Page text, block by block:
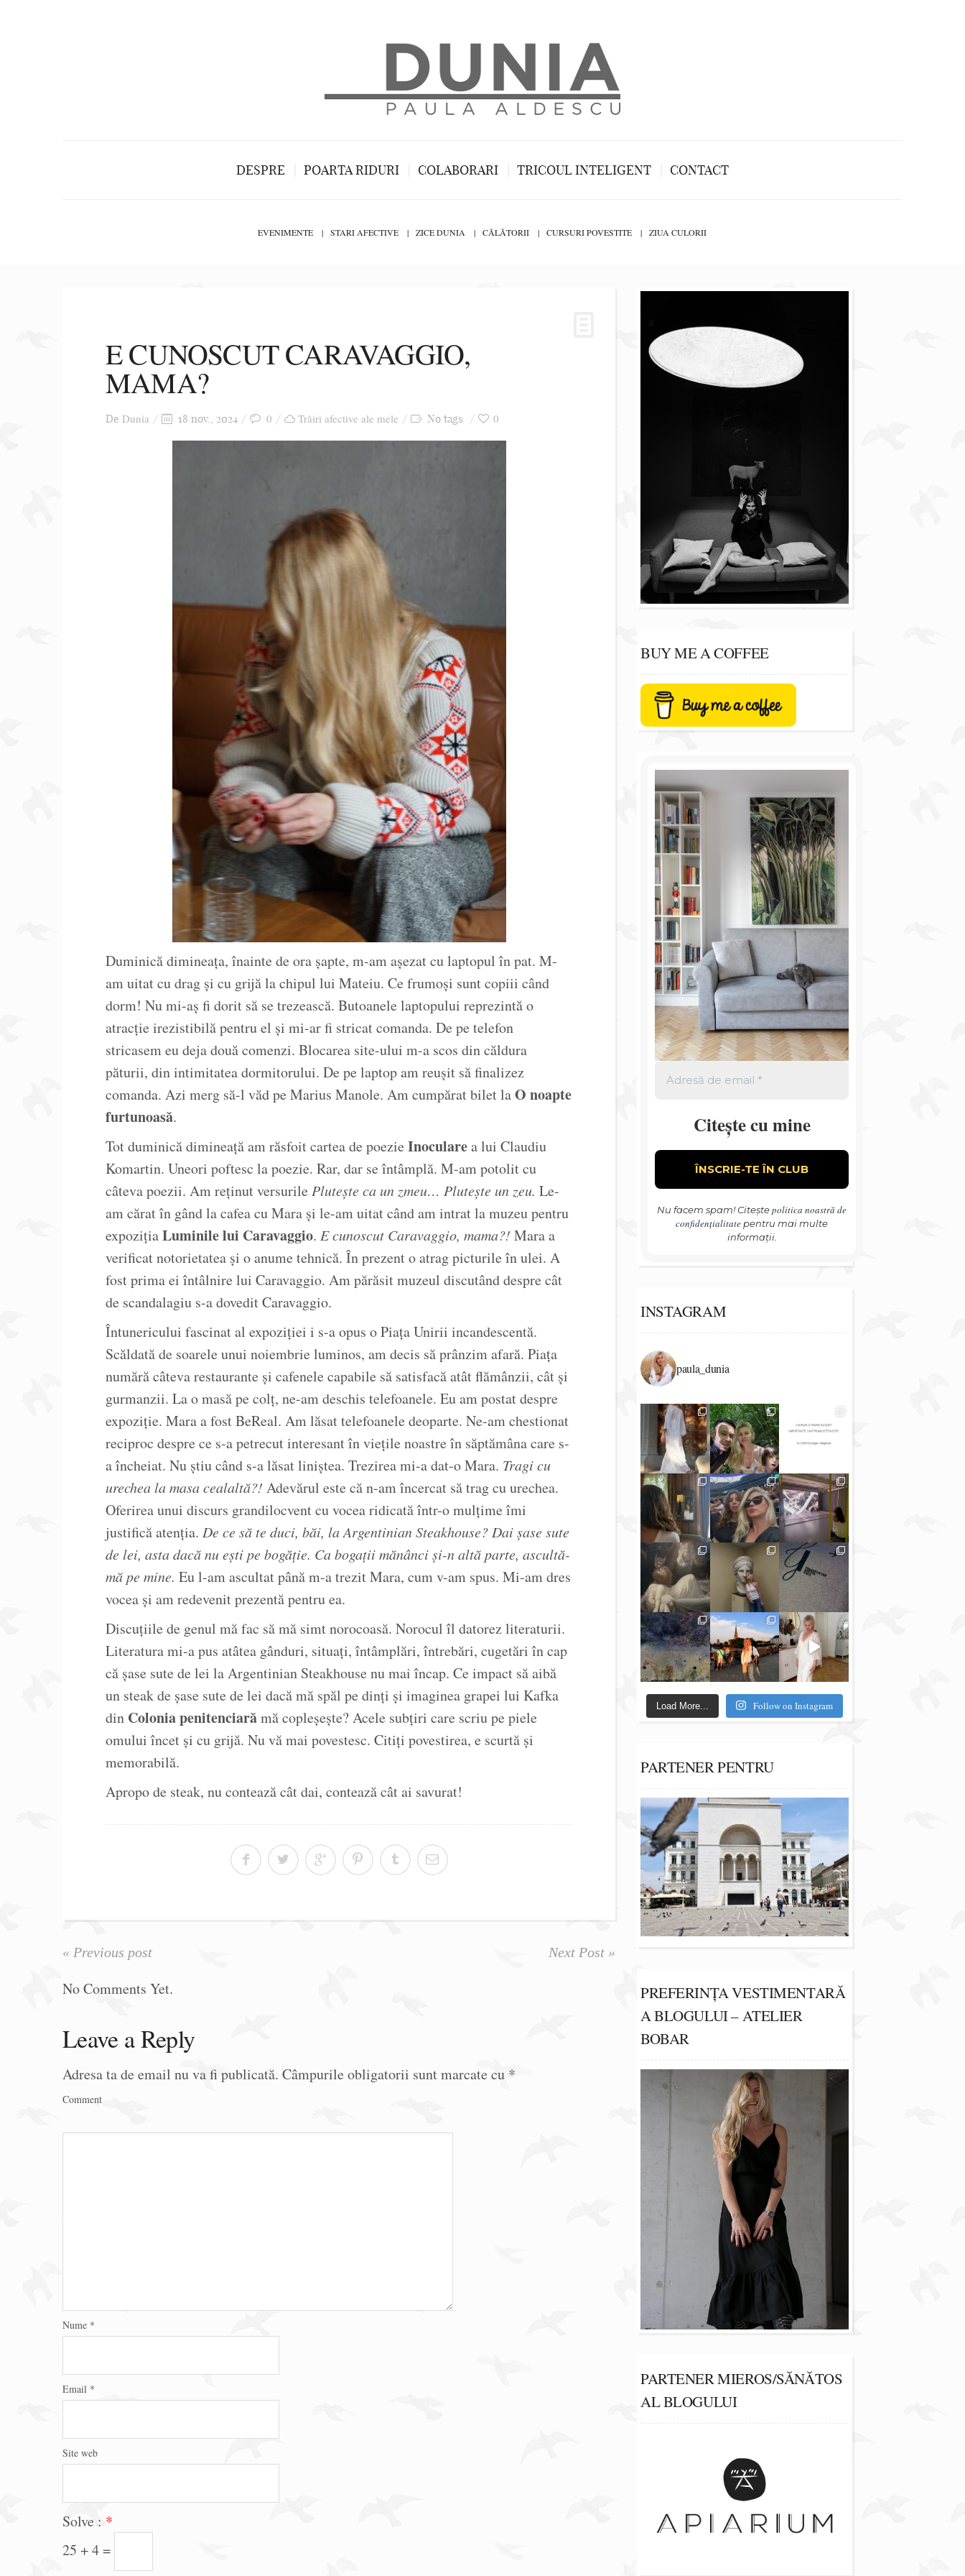
DESPRE POARTA RIDURI COLABORARI TRICOUL INTELIGENT CONTACT
EVENIMENTE STARI AFECTIVE ZICE DUNIA CĂLĂTORII CURSURI POVESTITE ZIUA CULORII
E CUNOSCUT CARAVAGGIO,
MAMA?
De Dunia 18 nov., 2024 0 Trăiri afective ale mele No tags 0
Duminică dimineața, înainte de ora șapte, m-am așezat cu laptopul în pat. M-
am uitat cu drag și cu grijă la chipul lui Mateiu. Ce frumoși sunt copiii când
dorm! Nu mi-aș fi dorit să se trezească. Butoanele laptopului reprezintă o
atracție irezistibilă pentru el și mi-ar fi stricat comanda. De pe telefon
stricasem eu deja două comenzi. Blocarea site-ului m-a scos din căldura
păturii, din intimitatea dormitorului. De pe laptop am reușit să finalizez
comanda. Azi merg să-l văd pe Marius Manole. Am cumpărat bilet laO noapte
furtunoasă.
Tot duminică dimineață am răsfoit cartea de poezie Inocularea lui Claudiu
Komartin. Uneori poftesc la poezie. Rar, dar se întâmplă. M-am potolit cu
câteva poezii. Am reținut versurile Plutește ca un zmeu… Plutește un zeu. Le-
am cărat în gând la cafea cu Mara și le-am uitat când am intrat la muzeu pentru
expozițiaLuminile lui Caravaggio. E cunoscut Caravaggio, mama?! Mara a
verificat notorietatea și o anume tehnică. În prezent o atrag picturile în ulei. A
fost prima ei întâlnire lui Caravaggio. Am părăsit muzeul discutând despre cât
de scandalagiu s-a dovedit Caravaggio.
Întunericului fascinat al expoziției i s-a opus o Piața Unirii incandescentă.
Scăldată de soarele unui noiembrie luminos, am decis să prânzim afară. Piața
numără câteva restaurante și cafenele capabile să satisfacă atât flămânzii, cât și
gurmanzii. La o masă pe colț, ne-am deschis telefoanele. Eu am postat despre
expoziție. Mara a fost BeReal. Am lăsat telefoanele deoparte. Ne-am chestionat
reciproc despre ce s-a petrecut interesant în viețile noastre în săptămâna care s-
a încheiat. Nu știu când s-a lăsat liniștea. Trezirea mi-a dat-o Mara. Tragi cu
urechea la masa cealaltă?! Adevărul este că n-am încercat să trag cu urechea.
Oferirea unui discurs grandilocvent cu vocea ridicată într-o mulțime îmi
justifică atenția. De ce să te duci, băi, la Argentinian Steakhouse? Dai șase sute
de lei, asta dacă nu ești pe bogăție. Ca bogații mănânci și-n altă parte, ascultă-
mă pe mine. Eu l-am ascultat până m-a trezit Mara, cum v-am spus. Mi-am dres
vocea și am redevenit prezentă pentru ea.
Discuțiile de genul mă fac să mă simt norocoasă. Norocul îl datorez literaturii.
Literatura mi-a pus atâtea gânduri, situați, întâmplări, întrebări, cugetări în cap
că șase sute de lei la Argentinian Steakhouse nu mai încap. Ce impact să aibă
un steak de șase sute de lei dacă mă spăl pe dinți și imaginea grapei lui Kafka
din Colonia penitenciarămă copleșește? Acele subțiri care scriu pe piele
omului încet și cu grijă. Nu vă mai povestesc. Citiți povestirea, e scurtă și
memorabilă.
Apropo de steak, nu contează cât dai, contează cât ai savurat!
« Previous post Next Post »
No Comments Yet.
Leave a Reply
Adresa ta de email nu va fi publicată. Câmpurile obligatorii sunt marcate cu *
Comment
Nume *
Email *
Site web
Solve : *
25 + 4 =
BUY ME A COFFEE
Citește cu mine
Nu facem spam! Citeștepolitica noastră de
confidențialitate pentru mai multe
informații.
INSTAGRAM
paula_dunia
Load More... Follow on Instagram
PARTENER PENTRU
PREFERINȚA VESTIMENTARĂ
A BLOGULUI – ATELIER
BOBAR
PARTENER MIEROS/SĂNĂTOS
AL BLOGULUI